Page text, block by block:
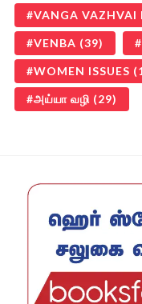
VANGA VAZHVAI
VENBA (39)
WOMEN ISSUES
அய்யா வழி (29)